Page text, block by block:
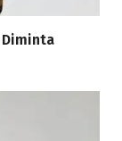
Diminta